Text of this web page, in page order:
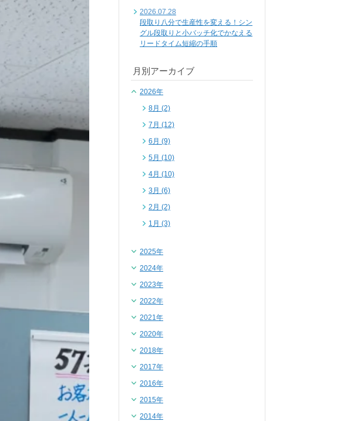
2026.07.28
段取り八分で生産性を変える！シン
グル段取りと小バッチ化でかなえる
リードタイム短縮の手順
月別アーカイブ
2026年
8月 (2)
7月 (12)
6月 (9)
5月 (10)
4月 (10)
3月 (6)
2月 (2)
1月 (3)
2025年
2024年
2023年
2022年
2021年
2020年
2018年
2017年
2016年
2015年
2014年